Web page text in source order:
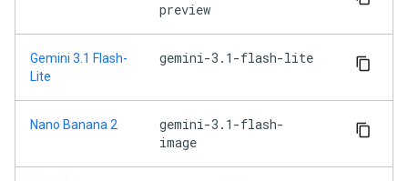
preview
Gemini 3.1 Flash-
Lite
gemini-3.1-flash-lite
Nano Banana 2
gemini-3.1-flash-
image